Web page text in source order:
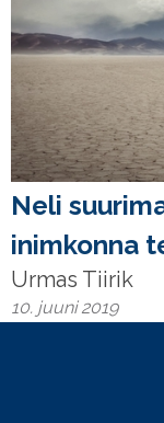
Neli
inimkonna
Urmas Tiirik
10. juuni 2019